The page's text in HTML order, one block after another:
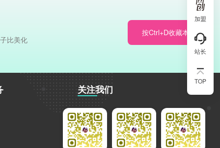
按Ctrl+D收藏本站
比美化
关注我们
加盟
站长
TOP